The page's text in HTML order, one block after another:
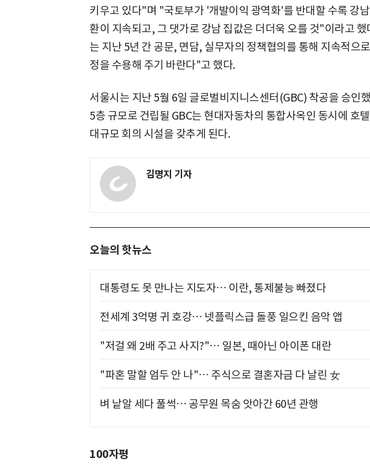
키우고 있다"며 "국토부가 '개발이익 광역화'를 반대할 수록 강
환이 지속되고, 그 댓가로 강남 집값은 더더욱 오를 것"이라고
는 지난 5년 간 공문, 면담, 실무자의 정책협의를 통해 지속적으
정을 수용해 주기 바란다"고 했다.
서울시는 지난 5월 6일 글로벌비지니스센터(GBC) 착공을 승인
5층 규모로 건립될 GBC는 현대자동차의 통합사옥인 동시에 호
대규모 회의 시설을 갖추게 된다.
김명지 기자
오늘의 핫뉴스
대통령도 못 만나는 지도자… 이란, 통제불능 빠졌다
전세계 3억명 귀 호강… 넷플릭스급 돌풍 일으킨 음악 앱
"저걸 왜 2배 주고 사지?"… 일본, 때아닌 아이폰 대란
"파혼 말할 엄두 안 나"… 주식으로 결혼자금 다 날린 女
벼 낱알 세다 풀썩… 공무원 목숨 앗아간 60년 관행
100자평